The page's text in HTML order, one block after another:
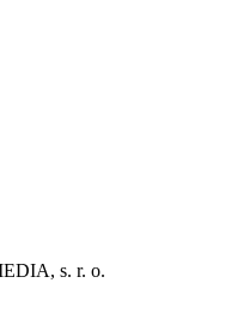
s. r. o.